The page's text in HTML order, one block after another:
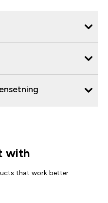
with
that work better